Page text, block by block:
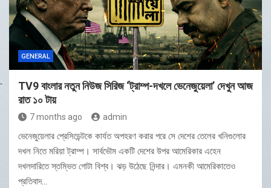
GENERAL
TV9 বাংলার নতুন নিউজ সিরিজ ‘ট্রাম্প-দখলে ভেনেজুয়েলা’ দেখুন আজ
রাত ১০ টায়
7 months ago admin
ভেনেজুয়েলার প্রেসিডেন্টকে কার্যত অপহরণ করার পরে সে দেশের তেলের খনিগুলোর
দখল নিতে মরিয়া ট্রাম্প। সার্বভৌম একটি দেশের উপর আমেরিকার এহেন
দখলদারিতে স্তম্ভিত গোটা বিশ্ব। ঝড় উঠেছে নিন্দার। এমনকী আমেরিকাতেও
প্রতিবাদ…